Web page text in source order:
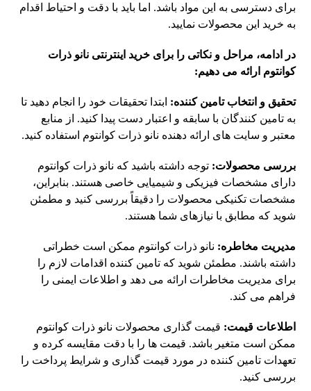
برای دسترسی به این مواد باشد. اما باید با دقت و احتیاط اقدام
به خرید این محصولات نمایید.
در ادامه، مراحل و نکاتی را برای خرید اینترنتی نانو ذرات
کوانتوم ارائه می دهیم:
تحقیق و انتخاب تامین کننده: ابتدا تحقیقات خود را انجام دهید تا
به تامین کنندگان با سابقه و اعتبار دست پیدا کنید. از منابع
معتبر و سایت های ارائه دهنده نانو ذرات کوانتوم استفاده کنید.
بررسی محصولات: توجه داشته باشید که نانو ذرات کوانتوم
دارای مشخصات فیزیکی و شیمیایی خاصی هستند. بنابراین،
مشخصات تکنیکی محصولات را دقیقاً بررسی کنید و مطمئن
شوید که مطابق با نیازهای شما هستند.
مدیریت مخاطره: نانو ذرات کوانتوم ممکن است خطراتی
داشته باشند. مطمئن شوید که تامین کننده اقدامات لازم را
برای مدیریت مخاطرات ارائه می دهد و اطلاعات ایمنی را
فراهم می کند.
اطلاعات قیمت: قیمت گذاری محصولات نانو ذرات کوانتوم
ممکن است متغیر باشد. قیمت ها را با دقت مقایسه کرده و
تعهدات تامین کننده در مورد قیمت گذاری و شرایط پرداخت را
بررسی کنید.